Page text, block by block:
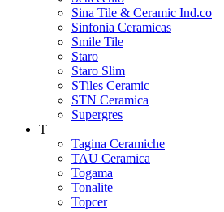
Sina Tile & Ceramic Ind.co
Sinfonia Ceramicas
Smile Tile
Staro
Staro Slim
STiles Ceramic
STN Ceramica
Supergres
T
Tagina Ceramiche
TAU Ceramica
Togama
Tonalite
Topcer